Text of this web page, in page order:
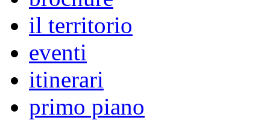
il territorio
eventi
itinerari
primo piano